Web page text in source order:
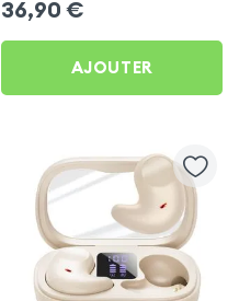
36,90 €
AJOUTER